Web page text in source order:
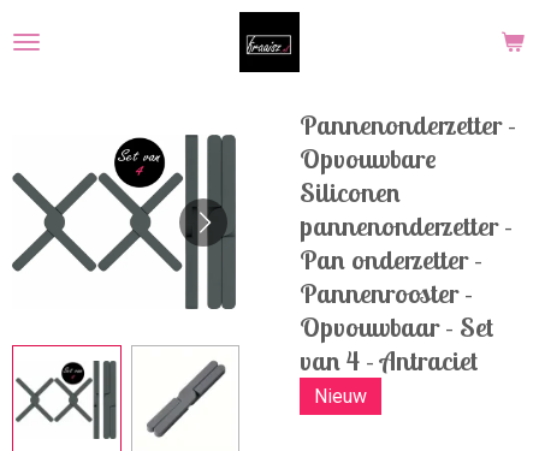
direct
hoofdinhoud
Pannenonderzetter -
Opvouwbare
Siliconen
pannenonderzetter -
Pan onderzetter -
Pannenrooster -
Opvouwbaar - Set
van 4 - Antraciet
Nieuw